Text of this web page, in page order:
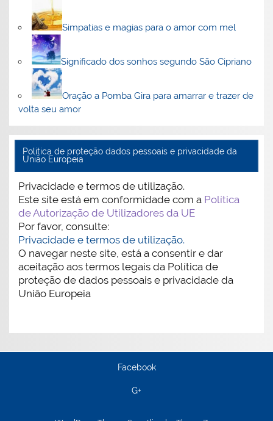
Simpatias e magias para o amor com mel
Significado dos sonhos segundo São Cipriano
Oração a Pomba Gira para amarrar e trazer de
volta seu amor
Politica de proteção dados pessoais e privacidade da
União Europeia
Privacidade e termos de utilização.
Este site está em conformidade com a Política
de Autorização de Utilizadores da UE
Por favor, consulte:
Privacidade e termos de utilização.
O navegar neste site, está a consentir e dar
aceitação aos termos legais da Política de
proteção de dados pessoais e privacidade da
União Europeia
Facebook
G+